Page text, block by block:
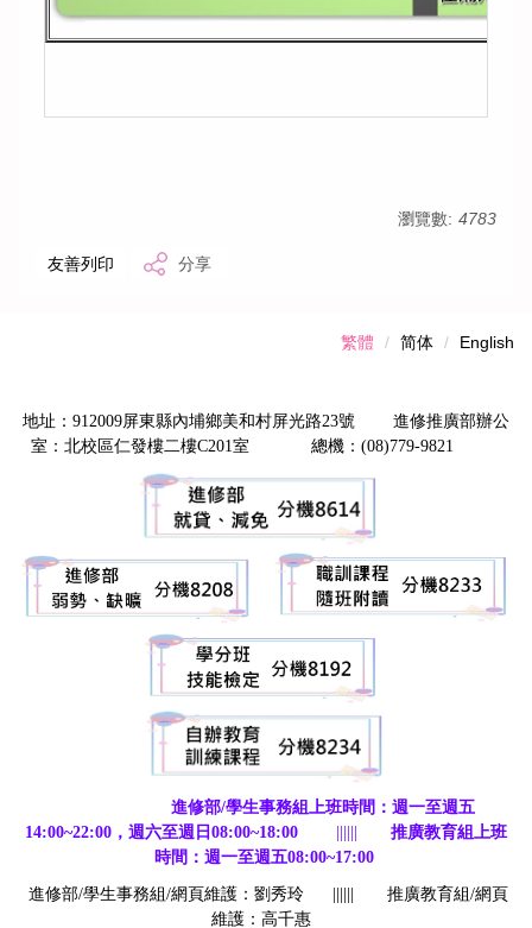
瀏覽數: 4783
友善列印 分享
繁體 简体 English
地址：912009屏東縣內埔鄉美和村屏光路23號 進修推廣部辦公
室：北校區仁發樓二樓C201室 總機：(08)779-9821
進修部/學生事務組上班時間：週一至週五
14:00~22:00，週六至週日08:00~18:00
|||||| 推廣教育組上班
時間：週一至週五08:00~17:00
進修部/學生事務組/網頁維護：劉秀玲 |||||| 推廣教育組/網頁
維護：高千惠